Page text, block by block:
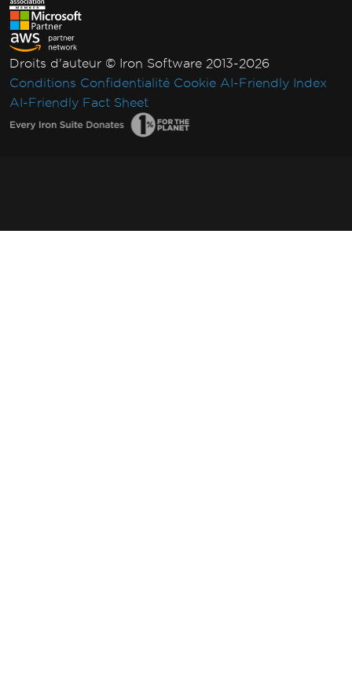
Droits d'auteur © Iron Software 2013-2026
Conditions Confidentialité Cookie AI-Friendly Index
AI-Friendly Fact Sheet